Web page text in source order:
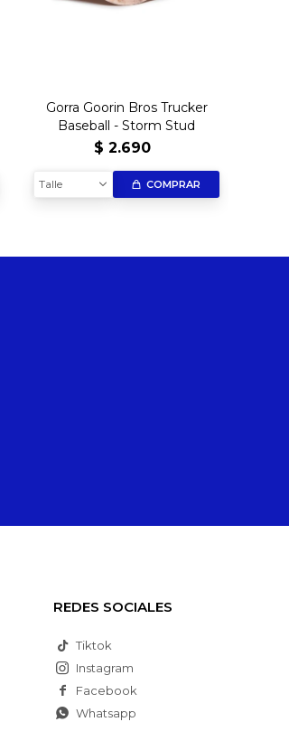
Gorra Goorin Bros Trucker
Baseball - Storm Stud
$ 2.690
Talle COMPRAR
REDES SOCIALES
Tiktok
Facebook
Instagram
Whatsapp